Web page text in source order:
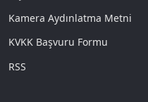
Kamera Aydınlatma Metni
KVKK Başvuru Formu
RSS